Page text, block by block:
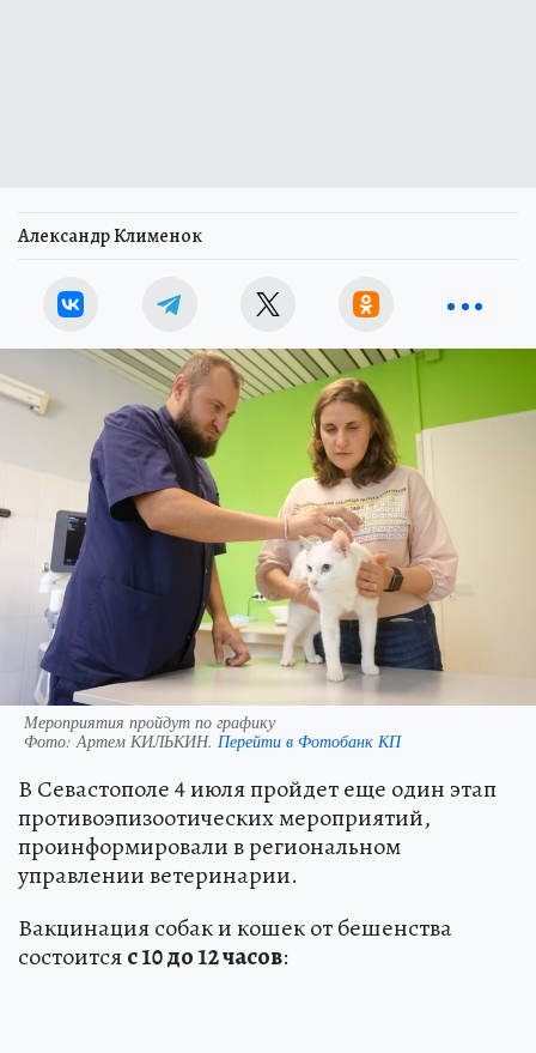
Александр Клименок
Мероприятия пройдут по графику
Фото:Артем КИЛЬКИН. Перейти в Фотобанк КП
В Севастополе 4 июля пройдет еще один этап
противоэпизоотических мероприятий,
проинформировали в региональном
управлении ветеринарии.
Вакцинация собак и кошек от бешенства
состоитсяс 10 до 12 часов: